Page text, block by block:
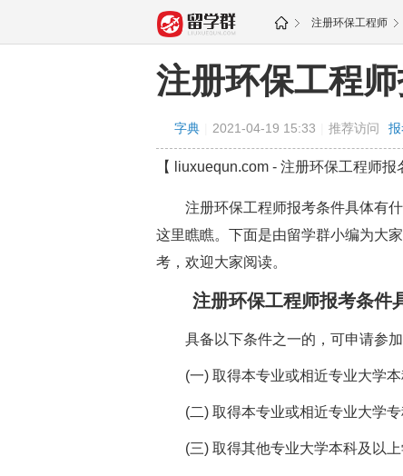
注册环保工程师
注册环保工程
字典 2021-04-19 15:33 推荐访问
【 liuxuequn.com - 注册环保工程师报
注册环保工程师报考条件具体有什
这里瞧瞧。下面是由留学群小编为大
考，欢迎大家阅读。
注册环保工程师报考条件
具备以下条件之一的，可申请参加
(一) 取得本专业或相近专业大学本
(二) 取得本专业或相近专业大学专
(三) 取得其他专业大学本科及以上